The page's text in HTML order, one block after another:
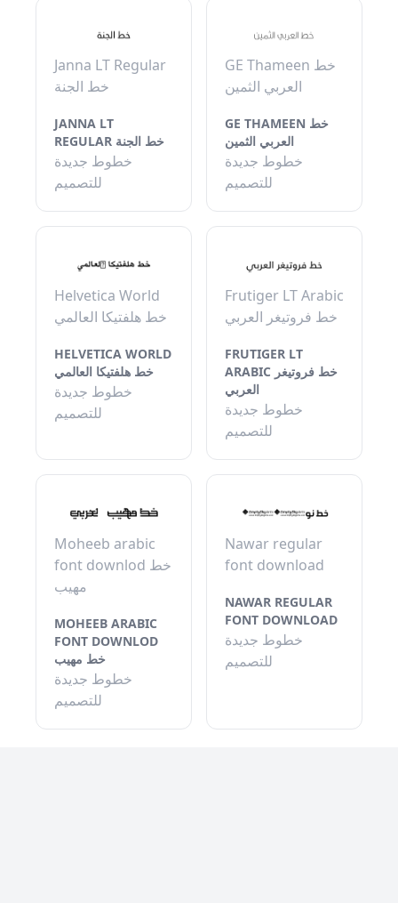
Janna LT Regular
خط الجنة
JANNA LT
REGULAR خط الجنة
خطوط جديدة
للتصميم
GE Thameen خط
العربي الثمين
GE THAMEEN خط
العربي الثمين
خطوط جديدة
للتصميم
Helvetica World
خط هلفتيكا العالمي
HELVETICA WORLD
خط هلفتيكا العالمي
خطوط جديدة
للتصميم
Frutiger LT Arabic
خط فروتيغر العربي
FRUTIGER LT
ARABIC خط فروتيغر
العربي
خطوط جديدة
للتصميم
Moheeb arabic
font downlod خط
مهيب
MOHEEB ARABIC
FONT DOWNLOD
خط مهيب
خطوط جديدة
للتصميم
Nawar regular
font download
NAWAR REGULAR
FONT DOWNLOAD
خطوط جديدة
للتصميم